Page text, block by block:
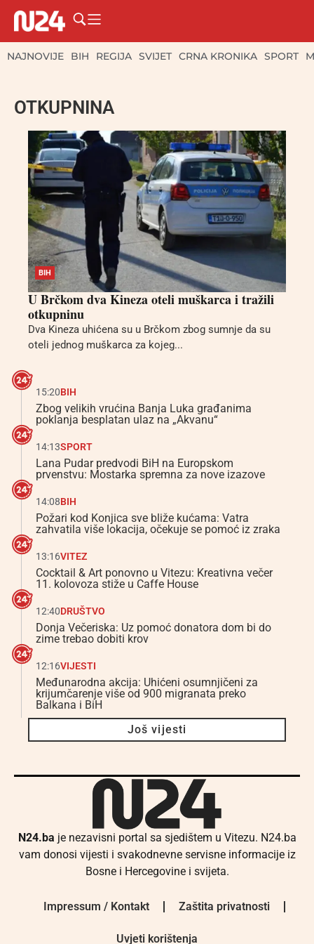
NAJNOVIJE BIH REGIJA SVIJET CRNA KRONIKA SPORT
OTKUPNINA
BIH
U Brčkom dva Kineza oteli muškarca i tražili
otkupninu
Dva Kineza uhićena su u Brčkom zbog sumnje da su
oteli jednog muškarca za kojeg...
15:20BIH
Zbog velikih vrućina Banja Luka građanima
poklanja besplatan ulaz na „Akvanu“
14:13SPORT
Lana Pudar predvodi BiH na Europskom
prvenstvu: Mostarka spremna za nove izazove
14:08BIH
Požari kod Konjica sve bliže kućama: Vatra
zahvatila više lokacija, očekuje se pomoć iz zraka
13:16VITEZ
Cocktail & Art ponovno u Vitezu: Kreativna večer
11. kolovoza stiže u Caffe House
12:40DRUŠTVO
Donja Večeriska: Uz pomoć donatora dom bi do
zime trebao dobiti krov
12:16VIJESTI
Međunarodna akcija: Uhićeni osumnjičeni za
krijumčarenje više od 900 migranata preko
Balkana i BiH
Još vijesti
N24.ba je nezavisni portal sa sjedištem u Vitezu. N24.ba
vam donosi vijesti i svakodnevne servisne informacije iz
Bosne i Hercegovine i svijeta.
Impressum / Kontakt Zaštita privatnosti
Uvjeti korištenja